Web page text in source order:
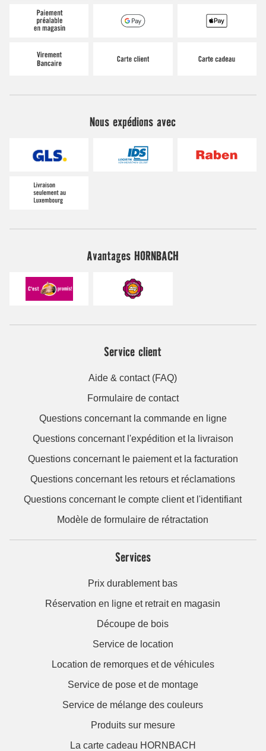
Nous expédions avec
Avantages HORNBACH
Service client
Aide & contact (FAQ)
Formulaire de contact
Questions concernant la commande en ligne
Questions concernant l'expédition et la livraison
Questions concernant le paiement et la facturation
Questions concernant les retours et réclamations
Questions concernant le compte client et l'identifiant
Modèle de formulaire de rétractation
Services
Prix durablement bas
Réservation en ligne et retrait en magasin
Découpe de bois
Service de location
Location de remorques et de véhicules
Service de pose et de montage
Service de mélange des couleurs
Produits sur mesure
La carte cadeau HORNBACH